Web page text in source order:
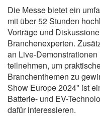
Die Messe bietet ein
mit über 52 Stunden
Vorträge und
Branchenexperten.
an Live-
teilnehmen, um
Branchenthemen zu
Show Europe 2024" ist
Batterie- und EV-
dafür interessieren.